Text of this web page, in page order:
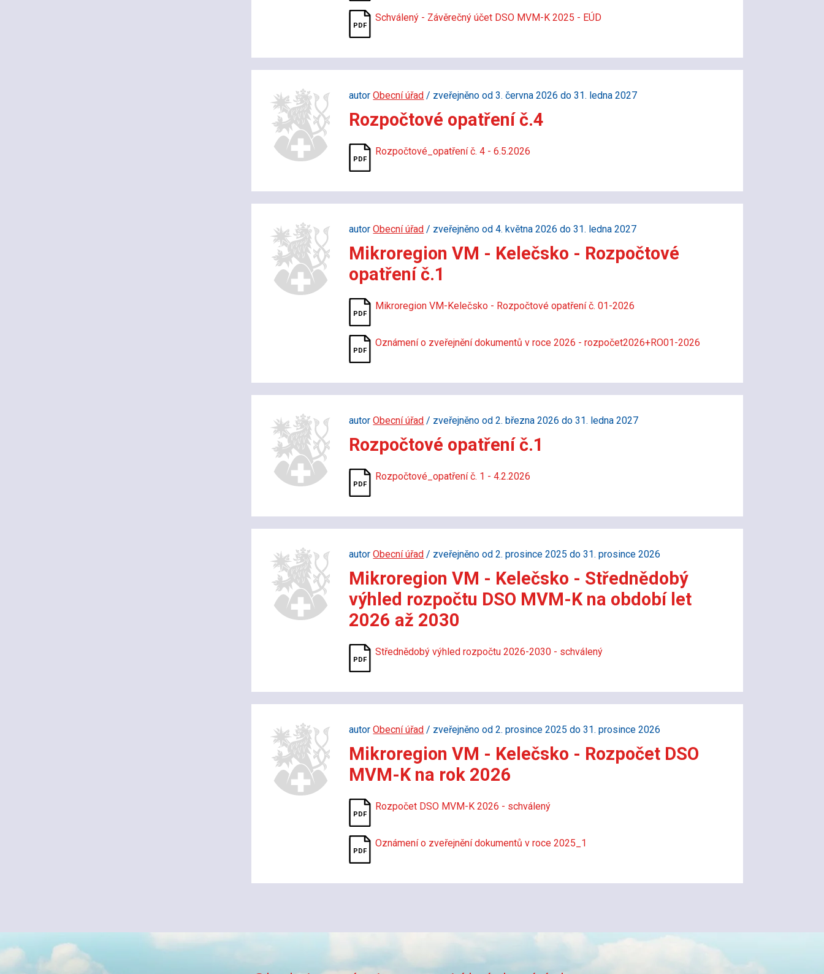
Schválený - Závěrečný účet DSO MVM-K 2025 - EÚD
autorObecní úřad / zveřejněno od 3. června 2026 do 31. ledna 2027
Rozpočtové opatření č.4
Rozpočtové_opatření č. 4 - 6.5.2026
autorObecní úřad / zveřejněno od 4. května 2026 do 31. ledna 2027
Mikroregion VM - Kelečsko - Rozpočtové
opatření č.1
Mikroregion VM-Kelečsko - Rozpočtové opatření č. 01-2026
Oznámení o zveřejnění dokumentů v roce 2026 - rozpočet2026+RO01-2026
autorObecní úřad / zveřejněno od 2. března 2026 do 31. ledna 2027
Rozpočtové opatření č.1
Rozpočtové_opatření č. 1 - 4.2.2026
autorObecní úřad / zveřejněno od 2. prosince 2025 do 31. prosince 2026
Mikroregion VM - Kelečsko - Střednědobý
výhled rozpočtu DSO MVM-K na období let
2026 až 2030
Střednědobý výhled rozpočtu 2026-2030 - schválený
autorObecní úřad / zveřejněno od 2. prosince 2025 do 31. prosince 2026
Mikroregion VM - Kelečsko - Rozpočet DSO
MVM-K na rok 2026
Rozpočet DSO MVM-K 2026 - schválený
Oznámení o zveřejnění dokumentů v roce 2025_1